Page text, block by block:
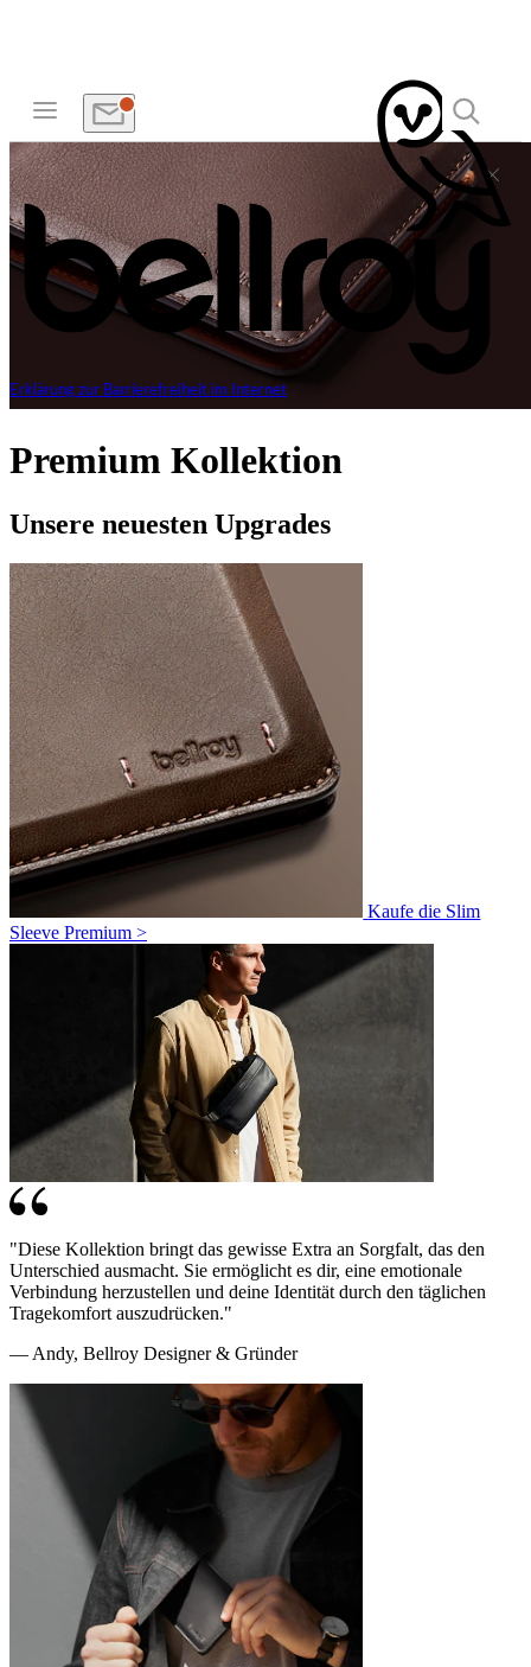
Erklärung zur Barrierefreiheit im Internet
Premium Kollektion
Unsere neuesten Upgrades
Kaufe die Slim
Sleeve Premium >
"Diese Kollektion bringt das gewisse Extra an Sorgfalt, das den
Unterschied ausmacht. Sie ermöglicht es dir, eine emotionale
Verbindung herzustellen und deine Identität durch den täglichen
Tragekomfort auszudrücken."
— Andy, Bellroy Designer & Gründer